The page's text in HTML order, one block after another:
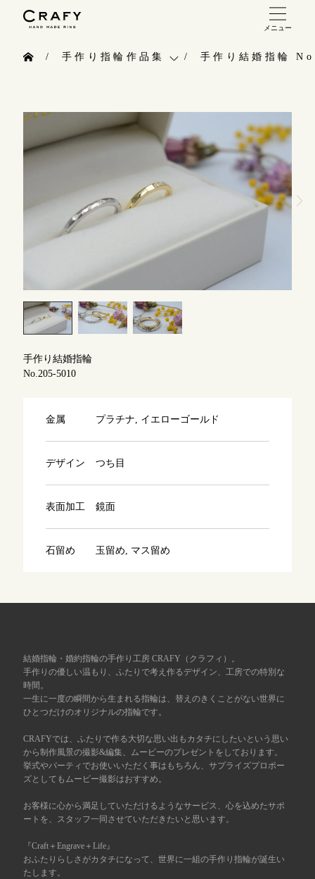
メニュー
指輪制作の流れ
オーダーメイド 結婚指輪・婚約指輪
指輪作品集
インタビュー
よくあるご質問
アフターケア・保証
ブログ
手作り指輪作品集
お問い合わせ
お客様インタビュー
指輪のハンドメイド・手作り
CRAFYについて
結婚指輪手作り工房のご案内
手作り結婚指輪
手作り結婚指輪
No.205-5010
金属 プラチナ, イエローゴールド
デザイン つち目
表面加工 鏡面
石留め 玉留め, マス留め
結婚指輪・婚約指輪の手作り工房 CRAFY（クラフィ）。
手作りの優しい温もり、ふたりで考え作るデザイン、工房での特別な
時間。
一生に一度の瞬間から生まれる指輪は、替えのきくことがない世界に
ひとつだけのオリジナルの指輪です。
CRAFYでは、ふたりで作る大切な思い出もカタチにしたいという思い
から制作風景の撮影&編集、ムービーのプレゼントをしております。
挙式やパーティでお使いいただく事はもちろん、サプライズプロポー
ズとしてもムービー撮影はおすすめ。
お客様に心から満足していただけるようなサービス、心を込めたサポ
ートを、スタッフ一同させていただきたいと思います。
『Craft＋Engrave＋Life』
おふたりらしさがカタチになって、世界に一組の手作り指輪が誕生い
たします。
10:00～18:00 /年中無休
年末年始は除く
表参道店 来店ご予約
吉祥寺店
川越店
軽井沢店
広島店 来店ご予約
オーダーメイド